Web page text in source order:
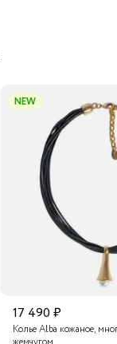
NEW
17 490 ₽
Колье Alba кожаное,